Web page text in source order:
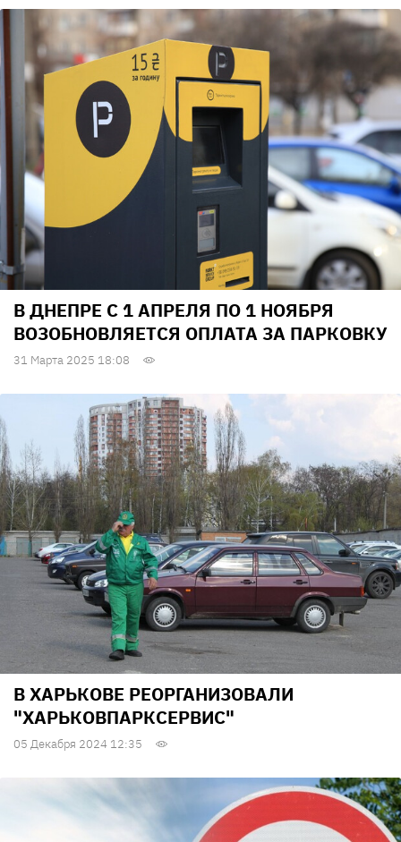
В ДНЕПРЕ С 1 АПРЕЛЯ ПО 1 НОЯБРЯ
ВОЗОБНОВЛЯЕТСЯ ОПЛАТА ЗА ПАРКОВКУ
31 Марта 2025 18:08
В ХАРЬКОВЕ РЕОРГАНИЗОВАЛИ
"ХАРЬКОВПАРКСЕРВИС"
05 Декабря 2024 12:35